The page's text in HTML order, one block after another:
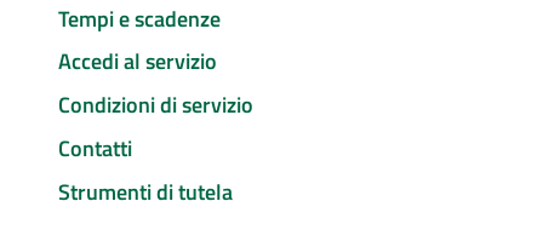
Tempi e scadenze
Accedi al servizio
Condizioni di servizio
Contatti
Strumenti di tutela